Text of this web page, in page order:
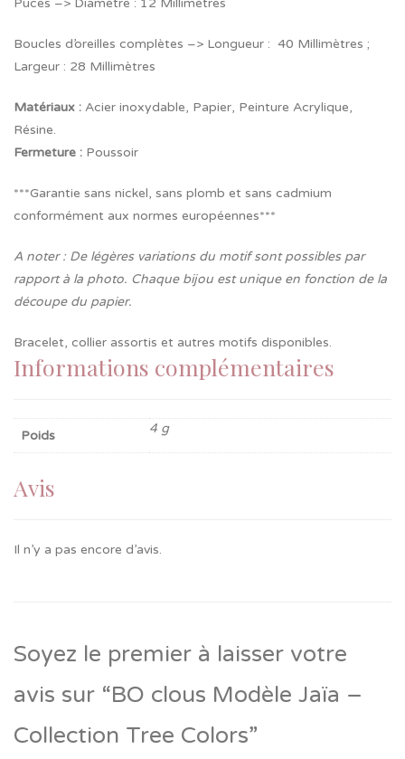
Puces –> Diamètre : 12 Millimètres
Boucles d’oreilles complètes –> Longueur : 40 Millimètres ;
Largeur : 28 Millimètres
Matériaux : Acier inoxydable, Papier, Peinture Acrylique,
Résine.
Fermeture : Poussoir
***Garantie sans nickel, sans plomb et sans cadmium
conformément aux normes européennes***
A noter : De légères variations du motif sont possibles par
rapport à la photo. Chaque bijou est unique en fonction de la
découpe du papier.
Bracelet, collier assortis et autres motifs disponibles.
Informations complémentaires
Poids 4 g
Avis
Il n’y a pas encore d’avis.
Soyez le premier à laisser votre
avis sur “BO clous Modèle Jaïa –
Collection Tree Colors”